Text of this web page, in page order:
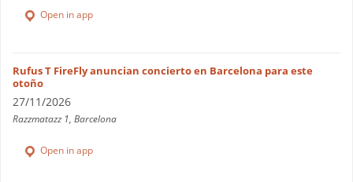
Open in app
Rufus T FireFly anuncian concierto en Barcelona para este
otoño
27/11/2026
Razzmatazz 1, Barcelona
Open in app